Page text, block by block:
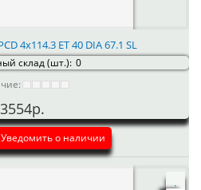
4x114.3 ET 40 DIA 67.1 SL
склад (шт.): 0
3554р.
Уведомить о наличии